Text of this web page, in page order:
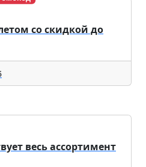
со скидкой до
весь ассортимент